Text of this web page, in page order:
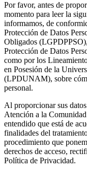
Por favor, antes de
momento para leer la
informamos, de
Protección de Datos
Obligados
Protección de Datos
como por los
en Posesión de la
(LPDUNAM), sobre
personal.
Al proporcionar sus
Atención a la
entendido que está de
finalidades del
procedimiento que
derechos de acceso,
Política de Privacidad.